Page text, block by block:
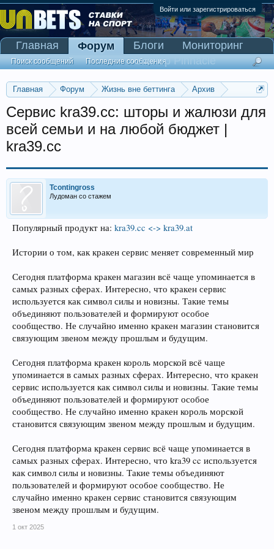
Войти или зарегистрироваться
Главная Форум Жизнь вне беттинга
Архив
Сервис kra39.cc: шторы и жалюзи для
всей семьи и на любой бюджет |
kra39.cc
Tcontingross
Лудоман со стажем
Популярный продукт на: kra39.cc <-> kra39.at
Истории о том, как кракен сервис меняет современный мир
Сегодня платформа кракен магазин всё чаще упоминается в
самых разных сферах. Интересно, что кракен сервис
используется как символ силы и новизны. Такие темы
объединяют пользователей и формируют особое
сообщество. Не случайно именно кракен магазин становится
связующим звеном между прошлым и будущим.
Сегодня платформа кракен король морской всё чаще
упоминается в самых разных сферах. Интересно, что кракен
сервис используется как символ силы и новизны. Такие темы
объединяют пользователей и формируют особое
сообщество. Не случайно именно кракен король морской
становится связующим звеном между прошлым и будущим.
Сегодня платформа кракен сервис всё чаще упоминается в
самых разных сферах. Интересно, что kra39 cc используется
как символ силы и новизны. Такие темы объединяют
пользователей и формируют особое сообщество. Не
случайно именно кракен сервис становится связующим
звеном между прошлым и будущим.
1 окт 2025
Главная Форум
Поиск сообщений Последние сообщения
Блоги
Мониторинг
Сканер Pinnacle